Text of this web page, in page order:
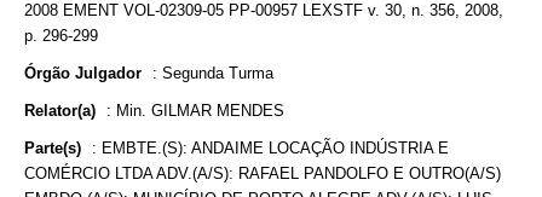
2008 EMENT VOL-02309-05 PP-00957 LEXSTF v. 30, n. 356, 2008,
p. 296-299
Órgão Julgador : Segunda Turma
Relator(a) : Min. GILMAR MENDES
Parte(s) : EMBTE.(S): ANDAIME LOCAÇÃO INDÚSTRIA E
COMÉRCIO LTDA ADV.(A/S): RAFAEL PANDOLFO E OUTRO(A/S)